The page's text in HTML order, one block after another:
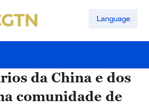
Language
da China e dos
comunidade de